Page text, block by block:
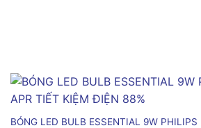
BÓNG LED BULB ESSENTIAL 9W